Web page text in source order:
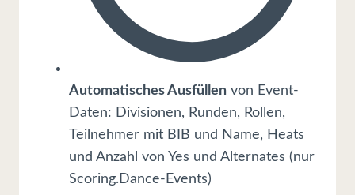
Automatisches Ausfüllen von Event-
Daten: Divisionen, Runden, Rollen,
Teilnehmer mit BIB und Name, Heats
und Anzahl von Yes und Alternates (nur
Scoring.Dance-Events)